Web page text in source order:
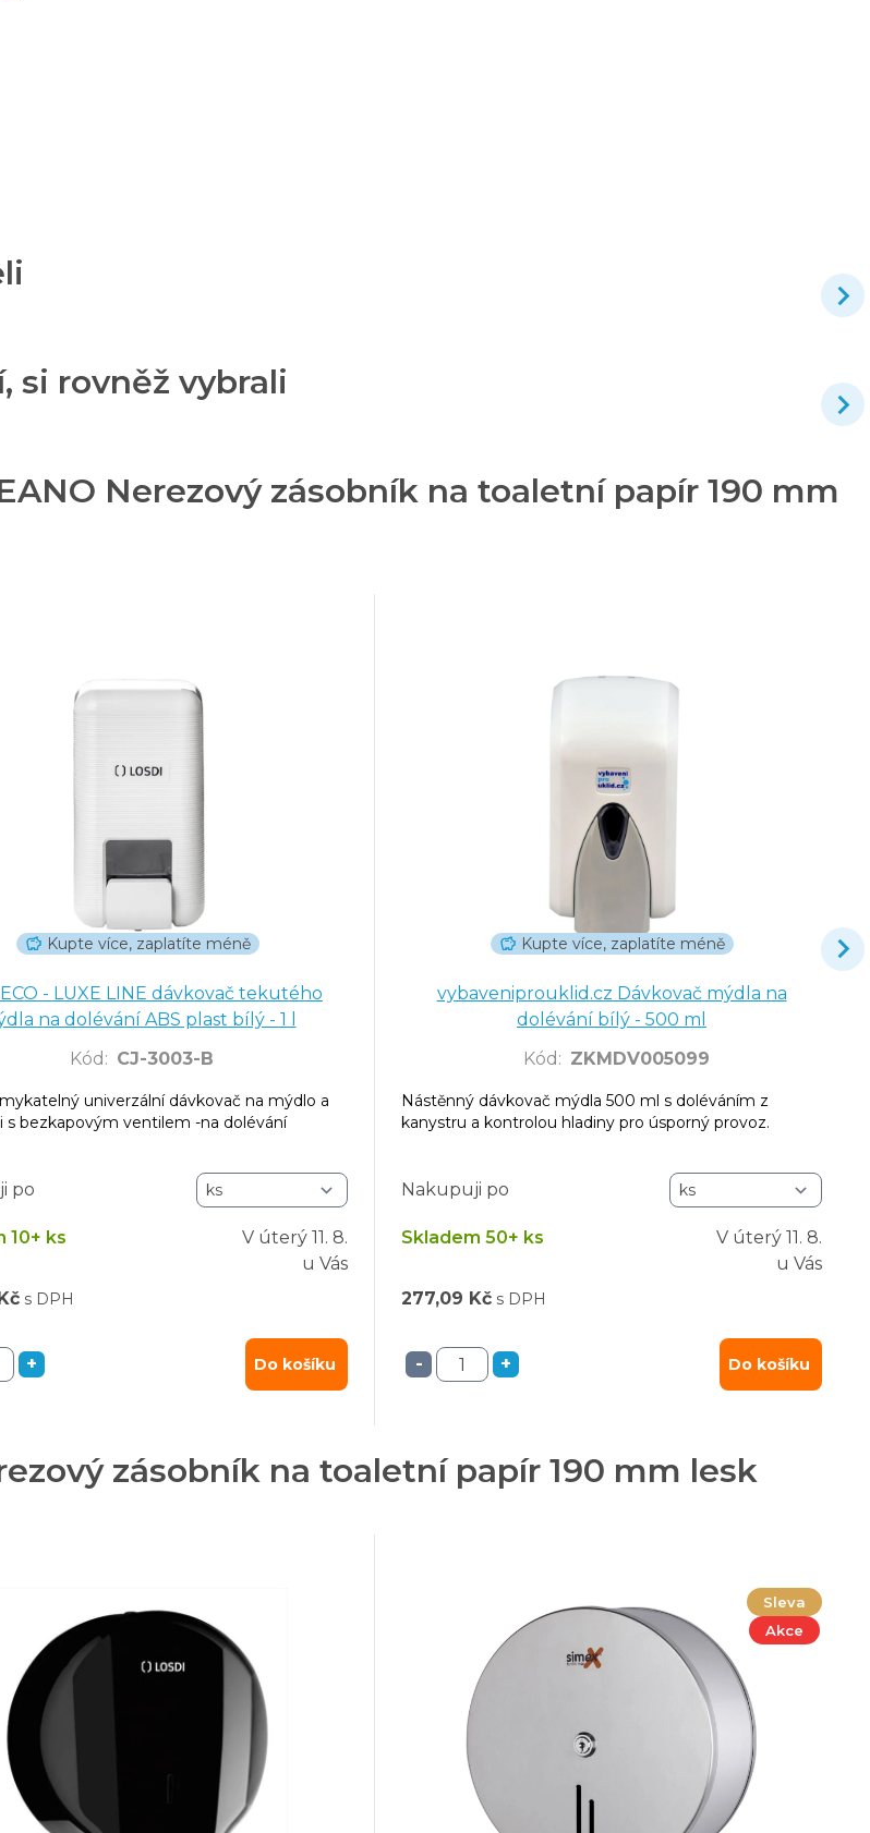
si rovněž vybrali
Nerezový zásobník na toaletní papír 190 mm
Kupte více, zaplatíte méně
- LUXE LINE dávkovač tekutého
na dolévání ABS plast bílý - 1 l
Kód : CJ-3003-B
univerzální dávkovač na mýdlo a
s bezkapovým ventilem -na dolévání
po
10+ ks V úterý 11. 8.
u Vás
s DPH
+ Do košíku
Kupte více, zaplatíte méně
vybaveniprouklid.cz Dávkovač mýdla na
dolévání bílý - 500 ml
Kód : ZKMDV005099
Nástěnný dávkovač mýdla 500 ml s doléváním z
kanystru a kontrolou hladiny pro úsporný provoz.
Nakupuji po
Skladem 50+ ks V úterý 11. 8.
u Vás
277,09 Kč s DPH
- + Do košíku
zásobník na toaletní papír 190 mm lesk
Sleva
Akce